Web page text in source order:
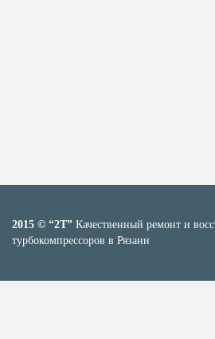
2015 © “2T” Качественный ремонт и
турбокомпрессоров в Рязани